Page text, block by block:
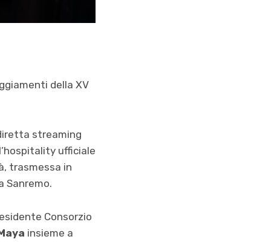
della XV
streaming
ufficiale
trasmessa in
Sanremo.
Consorzio
insieme a